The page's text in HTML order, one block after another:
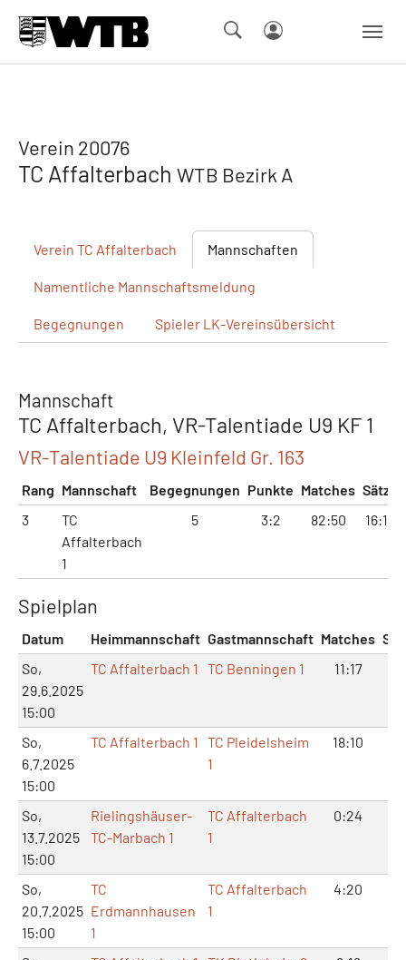
Verein 20076
TC Affalterbach WTB Bezirk A
Verein TC Affalterbach Mannschaften
Namentliche Mannschaftsmeldung
Begegnungen Spieler LK-Vereinsübersicht
Mannschaft
TC Affalterbach, VR-Talentiade U9 KF 1
VR-Talentiade U9 Kleinfeld Gr. 163
Rang Mannschaft Begegnungen Punkte Matches Sätze
3
TC
Affalterbach
1
5 3:2 82:50 16:14
Spielplan
Datum Heimmannschaft Gastmannschaft Matches
So,
29.6.2025
15:00
TC Affalterbach 1 TC Benningen 1 11:17
So,
6.7.2025
15:00
TC Affalterbach 1
TC Pleidelsheim
1
18:10
So,
13.7.2025
15:00
Rielingshäuser-
TC-Marbach 1
TC Affalterbach
1
0:24
So,
20.7.2025
15:00
TC
Erdmannhausen
1
TC Affalterbach
1
4:20